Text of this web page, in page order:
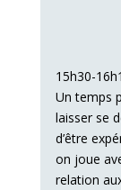
15h30-
Un temps
laisser se
d’être
on joue
relation